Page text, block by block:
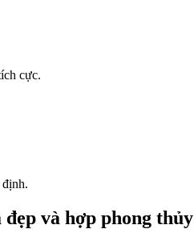
cực.
và hợp phong thủy